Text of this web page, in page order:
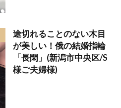
指輪お返しおすすめ
婚指輪カジュアル
結婚指輪カフェリング
結婚指輪カラフル
途切れることのない木目
が美しい！俄の結婚指輪
「長閑」(新潟市中央区/S
様ご夫婦様)